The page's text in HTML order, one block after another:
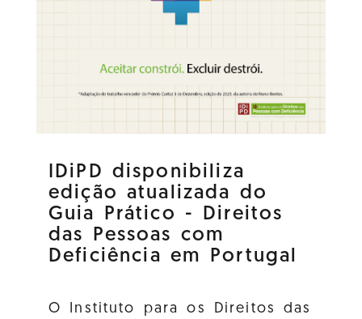
IDiPD disponibiliza
edição atualizada do
Guia Prático - Direitos
das Pessoas com
Deficiência em Portugal
O Instituto para os Direitos das